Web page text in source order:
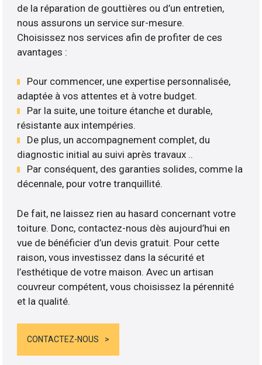
de la réparation de gouttières ou d’un entretien,
nous assurons un service sur-mesure.
Choisissez nos services afin de profiter de ces
avantages :
Pour commencer, une expertise personnalisée,
adaptée à vos attentes et à votre budget.
Par la suite, une toiture étanche et durable,
résistante aux intempéries.
De plus, un accompagnement complet, du
diagnostic initial au suivi après travaux ..
Par conséquent, des garanties solides, comme la
décennale, pour votre tranquillité.
De fait, ne laissez rien au hasard concernant votre
toiture. Donc, contactez-nous dès aujourd’hui en
vue de bénéficier d’un devis gratuit. Pour cette
raison, vous investissez dans la sécurité et
l’esthétique de votre maison. Avec un artisan
couvreur compétent, vous choisissez la pérennité
et la qualité.
CONTACTEZ-NOUS